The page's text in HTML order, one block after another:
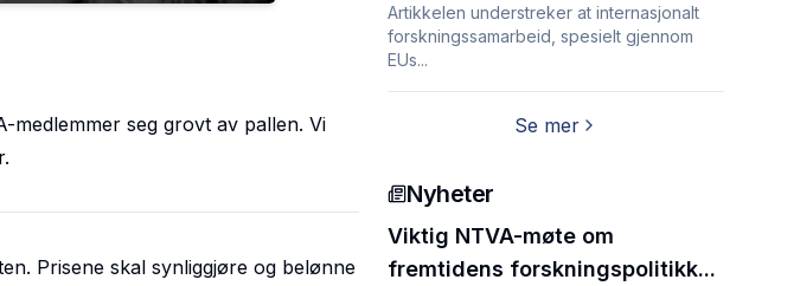
medlemmer seg grovt av pallen. Vi
Prisene skal synliggjøre og belønne
Artikkelen understreker at internasjonalt
forskningssamarbeid, spesielt gjennom
EUs...
Se mer
Nyheter
Viktig NTVA-møte om
fremtidens forskningspolitikk...